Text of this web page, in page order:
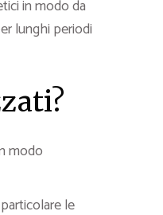
in modo da
lunghi periodi
modo
le